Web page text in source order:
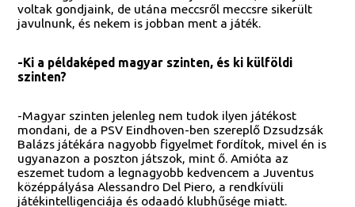
voltak gondjaink, de utána meccsről meccsre sikerült
javulnunk, és nekem is jobban ment a játék.
-Ki a példaképed magyar szinten, és ki külföldi
szinten?
-Magyar szinten jelenleg nem tudok ilyen játékost
mondani, de a PSV Eindhoven-ben szereplő Dzsudzsák
Balázs játékára nagyobb figyelmet fordítok, mivel én is
ugyanazon a poszton játszok, mint ő. Amióta az
eszemet tudom a legnagyobb kedvencem a Juventus
középpályása Alessandro Del Piero, a rendkívüli
játékintelligenciája és odaadó klubhűsége miatt.